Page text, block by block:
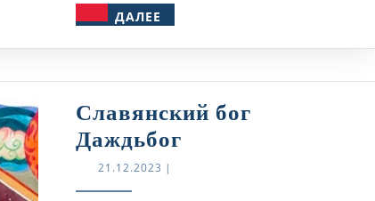
ДАЛЕЕ
Славянский бог
ДаждьбогСлавянский
21.12.2023 21.12.2023
|